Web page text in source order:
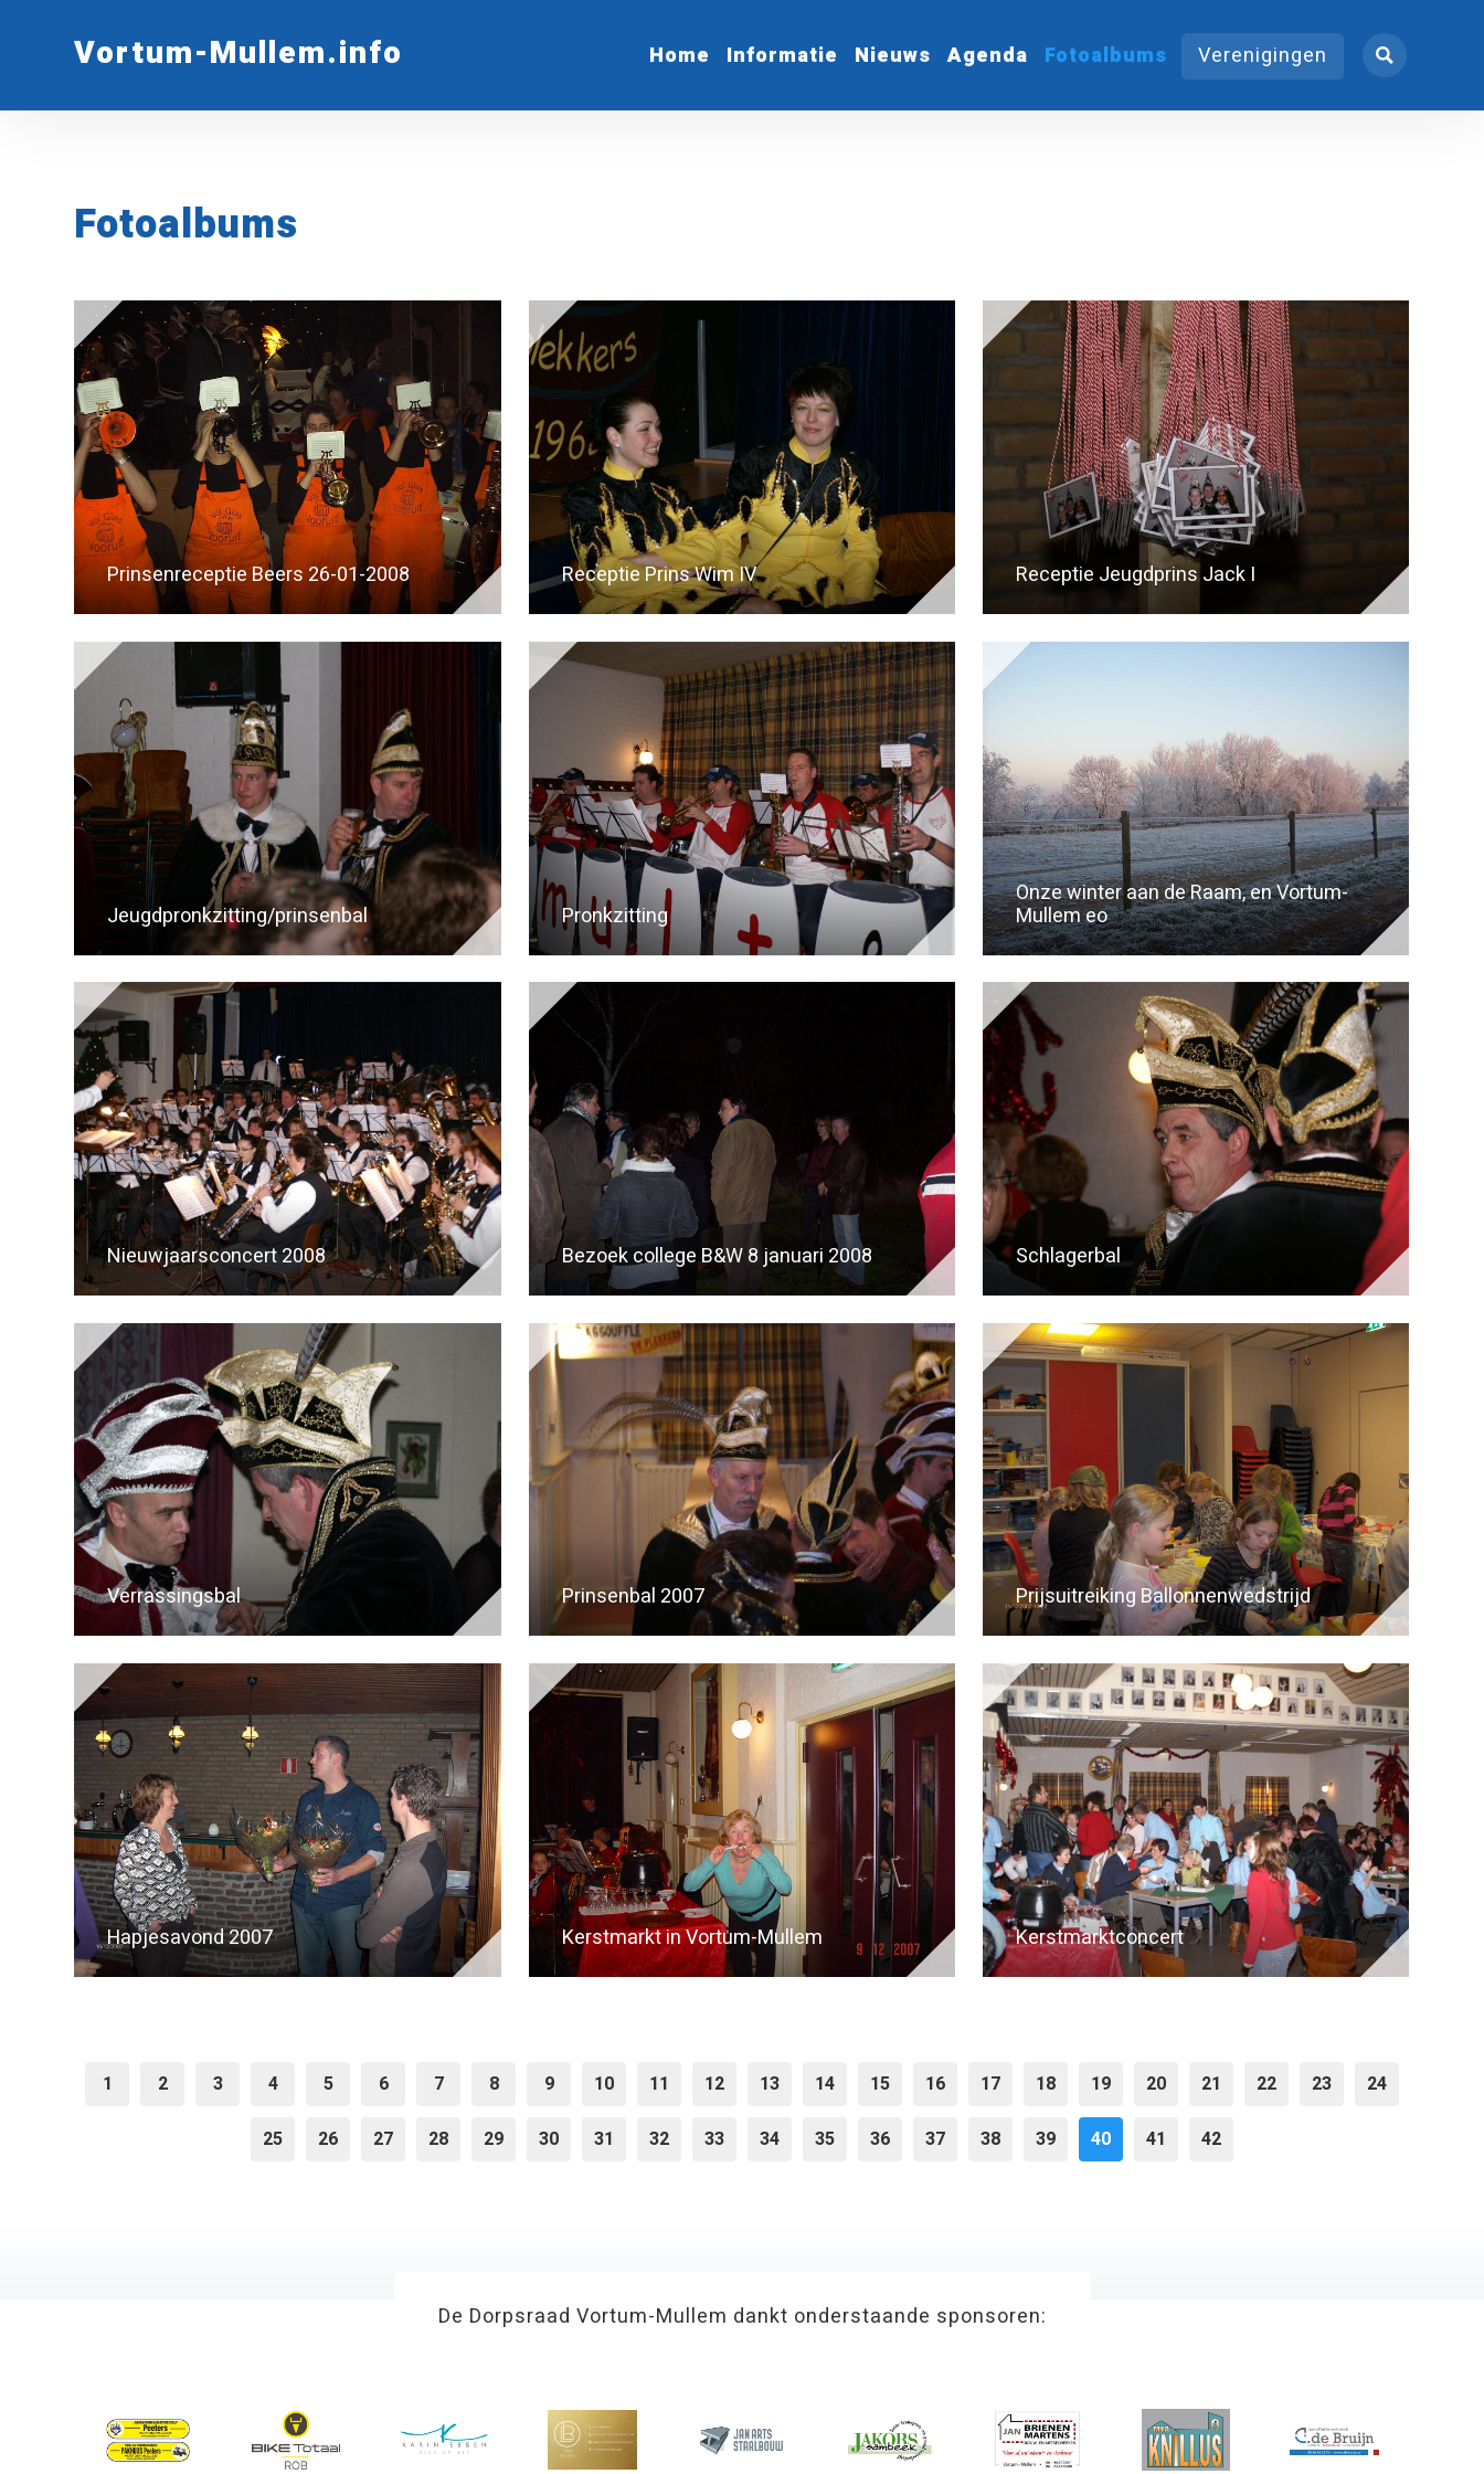
Vortum-Mullem.info Home Informatie Nieuws Agenda Fotoalbums Verenigingen
Fotoalbums
Prinsenreceptie Beers 26-01-2008 Receptie Prins Wim IV Receptie Jeugdprins Jack I
Jeugdpronkzitting/prinsenbal Pronkzitting
Onze winter aan de Raam, en Vortum-
Mullem eo
Nieuwjaarsconcert 2008 Bezoek college B&W 8 januari 2008 Schlagerbal
Verrassingsbal Prinsenbal 2007 Prijsuitreiking Ballonnenwedstrijd
Hapjesavond 2007 Kerstmarkt in Vortum-Mullem Kerstmarktconcert
1 2 3 4 5 6 7 8 9 10 11 12 13 14 15 16 17 18 19 20 21 22 23 24
25 26 27 28 29 30 31 32 33 34 35 36 37 38 39 40 41 42
De Dorpsraad Vortum-Mullem dankt onderstaande sponsoren: